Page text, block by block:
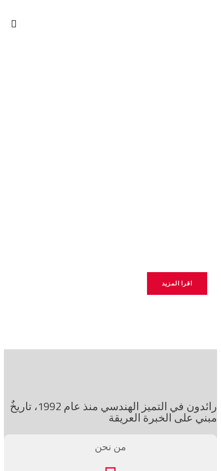
اقرا المزيد
رائدون في التميز الهندسي منذ عام 1992، تاريخٌ
مبني على الخبرة العريقة
من نحن